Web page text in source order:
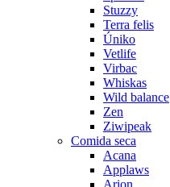
Stuzzy
Terra felis
Úniko
Vetlife
Virbac
Whiskas
Wild balance
Zen
Ziwipeak
Comida seca
Acana
Applaws
Arion